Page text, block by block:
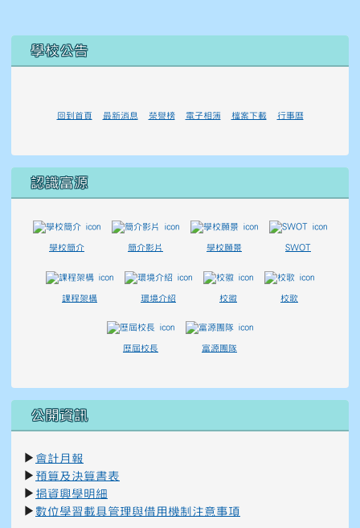
左邊區域內容
學校公告
回到首頁 最新消息 榮譽榜 電子相簿 檔案下載 行事曆
認識富源
學校簡介 簡介影片 學校願景 SWOT
課程架構 環境介紹 校徽 校歌
歷屆校長 富源團隊
公開資訊
▶ 會計月報
▶ 預算及決算書表
▶ 捐資興學明細
▶ 數位學習載具管理與借用機制注意事項